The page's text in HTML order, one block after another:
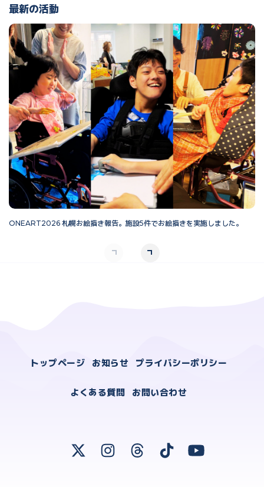
最新の活動
ONEART2026 札幌お絵描き報告。施設5件でお絵描きを実施しました。
トップページ お知らせ プライバシーポリシー
よくある質問 お問い合わせ